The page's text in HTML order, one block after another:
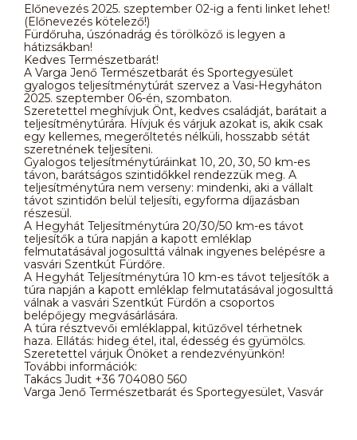
Előnevezés 2025. szeptember 02-ig a fenti linket lehet!
(Előnevezés kötelező!)
Fürdőruha, úszónadrág és törölköző is legyen a
hátizsákban!
Kedves Természetbarát!
A Varga Jenő Természetbarát és Sportegyesület
gyalogos teljesítménytúrát szervez a Vasi-Hegyháton
2025. szeptember 06-én, szombaton.
Szeretettel meghívjuk Önt, kedves családját, barátait a
teljesítménytúrára. Hívjuk és várjuk azokat is, akik csak
egy kellemes, megerőltetés nélküli, hosszabb sétát
szeretnének teljesíteni.
Gyalogos teljesítménytúráinkat 10, 20, 30, 50 km-es
távon, barátságos szintidőkkel rendezzük meg. A
teljesítménytúra nem verseny: mindenki, aki a vállalt
távot szintidőn belül teljesíti, egyforma díjazásban
részesül.
A Hegyhát Teljesítménytúra 20/30/50 km-es távot
teljesítők a túra napján a kapott emléklap
felmutatásával jogosulttá válnak ingyenes belépésre a
vasvári Szentkút Fürdőre.
A Hegyhát Teljesítménytúra 10 km-es távot teljesítők a
túra napján a kapott emléklap felmutatásával jogosulttá
válnak a vasvári Szentkút Fürdőn a csoportos
belépőjegy megvásárlására.
A túra résztvevői emléklappal, kitűzővel térhetnek
haza. Ellátás: hideg étel, ital, édesség és gyümölcs.
Szeretettel várjuk Önöket a rendezvényünkön!
További információk:
Takács Judit +36 704080 560
Varga Jenő Természetbarát és Sportegyesület, Vasvár